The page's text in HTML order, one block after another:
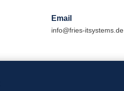
Email
info@fries-itsystems.de